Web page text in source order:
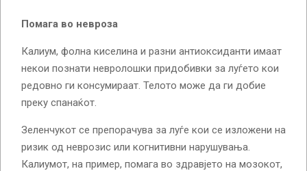
Помага во невроза
Калиум, фолна киселина и разни антиоксиданти имаат
некои познати невролошки придобивки за луѓето кои
редовно ги консумираат. Телото може да ги добие
преку спанаќот.
Зеленчукот се препорачува за луѓе кои се изложени на
ризик од неврозис или когнитивни нарушувања.
Калиумот, на пример, помага во здравјето на мозокот,